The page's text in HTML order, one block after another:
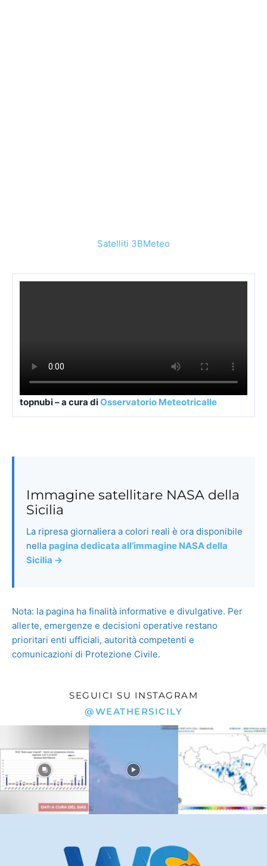
Satelliti 3BMeteo
topnubi – a cura diOsservatorio Meteotricalle
Immagine satellitare NASA della
Sicilia
La ripresa giornaliera a colori reali è ora disponibile
nella pagina dedicata all’immagine NASA della
Sicilia →
Nota: la pagina ha finalità informative e divulgative. Per
allerte, emergenze e decisioni operative restano
prioritari enti ufficiali, autorità competenti e
comunicazioni di Protezione Civile.
SEGUICI SU INSTAGRAM
@WEATHERSICILY